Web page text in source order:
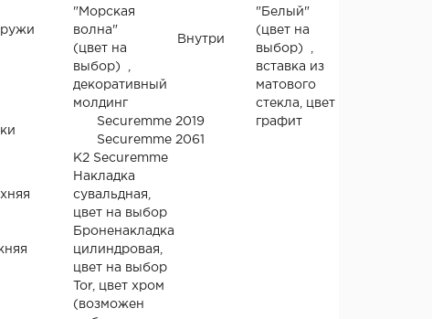
"Морская
волна"
(цвет на
выбор) ,
декоративный
молдинг
Внутри
"Белый"
(цвет на
выбор) ,
вставка из
матового
стекла, цвет
графит
Securemme 2019
Securemme 2061
К2 Securemme
Накладка
сувальдная,
цвет на выбор
Броненакладка
цилиндровая,
цвет на выбор
Tor, цвет хром
(возможен